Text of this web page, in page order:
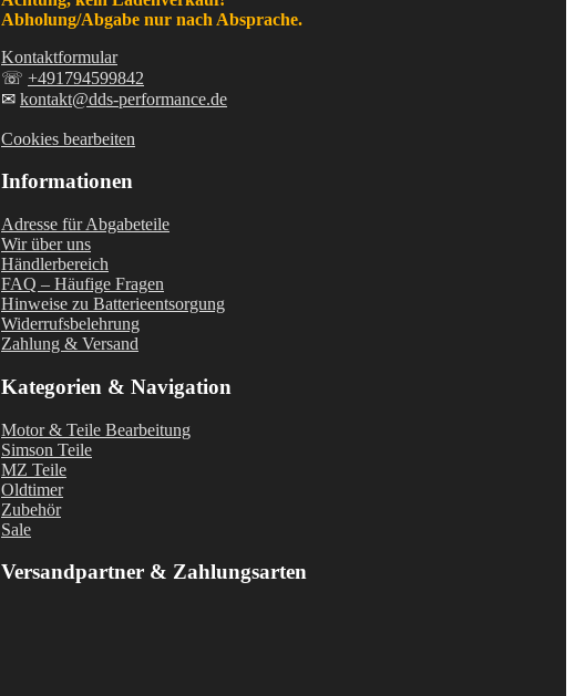
Abholung/Abgabe nur nach Absprache.
Kontaktformular
☏ +491794599842
✉ kontakt@dds-performance.de
Cookies bearbeiten
Informationen
Adresse für Abgabeteile
Wir über uns
Händlerbereich
FAQ – Häufige Fragen
Hinweise zu Batterieentsorgung
Widerrufsbelehrung
Zahlung & Versand
Kategorien & Navigation
Motor & Teile Bearbeitung
Simson Teile
MZ Teile
Oldtimer
Zubehör
Sale
Versandpartner & Zahlungsarten